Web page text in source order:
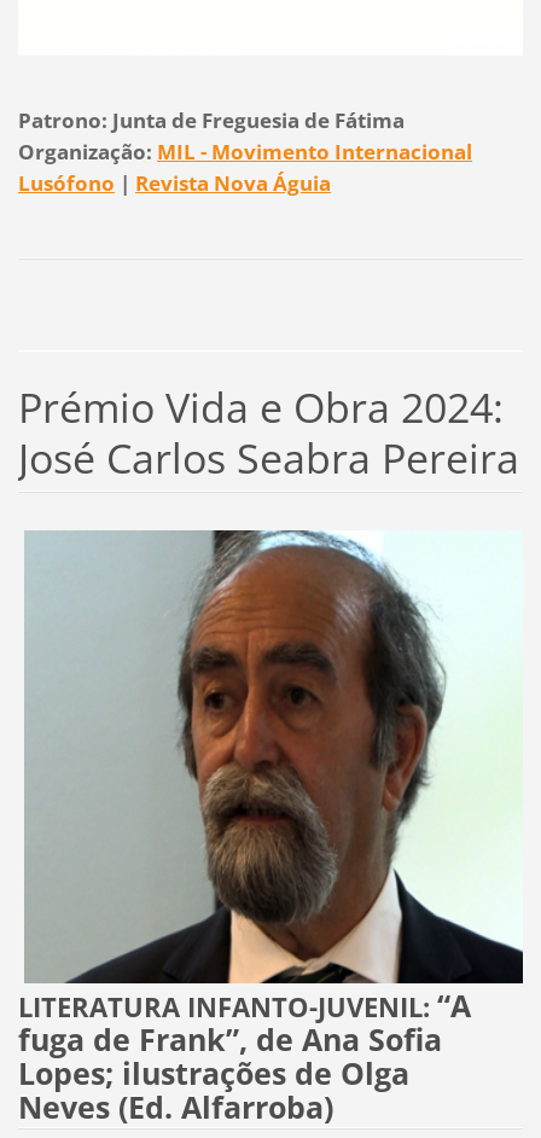
Patrono: Junta de Freguesia de Fátima
Organização: MIL - Movimento Internacional
Lusófono | Revista Nova Águia
Prémio Vida e Obra 2024:
José Carlos Seabra Pereira
LITERATURA INFANTO-JUVENIL: “A
fuga de Frank”, de Ana Sofia
Lopes; ilustrações de Olga
Neves (Ed. Alfarroba)